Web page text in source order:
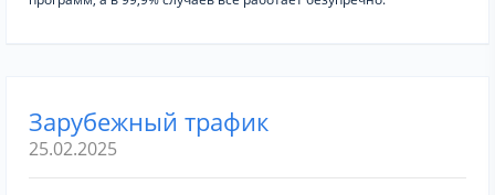
Зарубежный трафик
25.02.2025